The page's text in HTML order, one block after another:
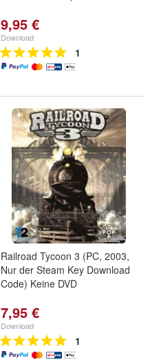
9,95 €
Download
1
Railroad Tycoon 3 (PC, 2003,
Nur der Steam Key Download
Code) Keine DVD
7,95 €
Download
1